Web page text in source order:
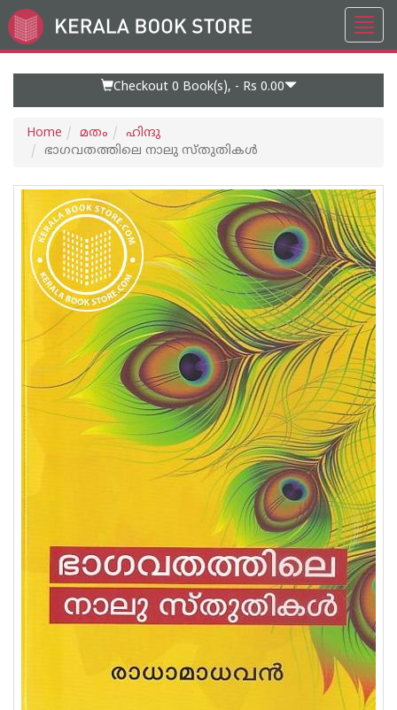
Go
to
Checkout 0 Book(s), - Rs 0.00
Home മതം
ഹിന്ദു
ഭാഗവതത്തിലെ നാലു സ്തുതികള്‍